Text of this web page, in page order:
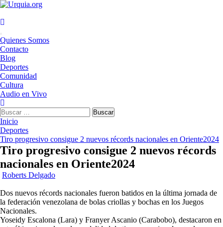
Saltar
contenido
Menú
principal
Quienes Somos
Contacto
Blog
Deportes
Comunidad
Cultura
Audio en Vivo
Buscar:
Inicio
Deportes
Tiro progresivo consigue 2 nuevos récords nacionales en Oriente2024
Tiro progresivo consigue 2 nuevos récords
nacionales en Oriente2024
Roberts Delgado
Dos nuevos récords nacionales fueron batidos en la última jornada de
la federación venezolana de bolas criollas y bochas en los Juegos
Nacionales.
Yoseidy Escalona (Lara) y Franyer Ascanio (Carabobo), destacaron en